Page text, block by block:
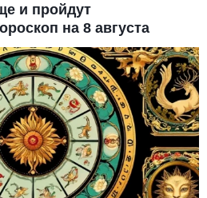
и пройдут
на 8 августа